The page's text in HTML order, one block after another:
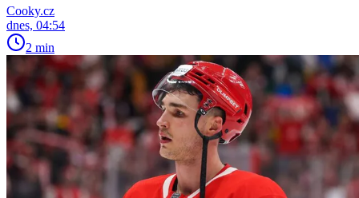
Cooky.cz
dnes, 04:54
2 min